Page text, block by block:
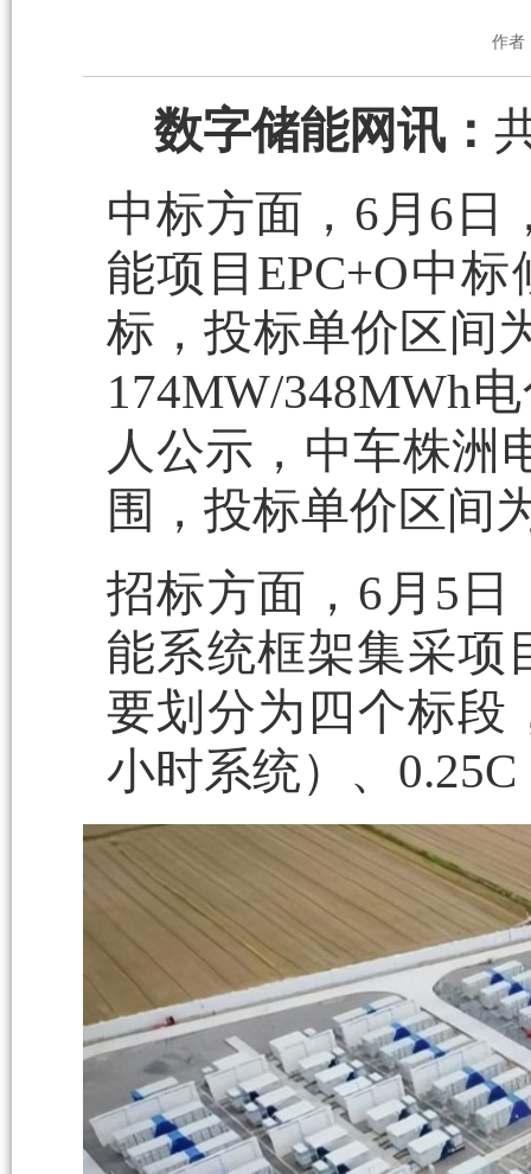
作者
数字储能网讯：
中标方面，6月6日
能项目EPC+O中
标，投标单价区间
174MW/348MWh
人公示，中车株洲
围，投标单价区间
招标方面，6月5日
能系统框架集采项
要划分为四个标段
小时系统）、